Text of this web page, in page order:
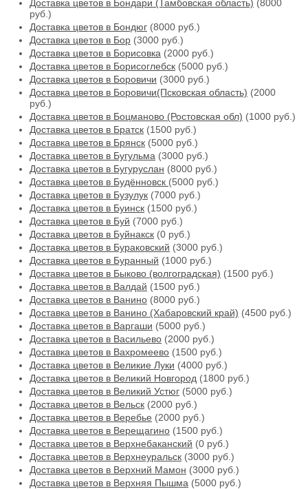
Доставка цветов в Бондари (Тамбовская область) (8000
руб.)
Доставка цветов в Бондюг (8000 руб.)
Доставка цветов в Бор (3000 руб.)
Доставка цветов в Борисовка (2000 руб.)
Доставка цветов в Борисоглебск (5000 руб.)
Доставка цветов в Боровичи (3000 руб.)
Доставка цветов в Боровичи(Псковская область) (2000
руб.)
Доставка цветов в Боцманово (Ростовская обл) (1000 руб.)
Доставка цветов в Братск (1500 руб.)
Доставка цветов в Брянск (5000 руб.)
Доставка цветов в Бугульма (3000 руб.)
Доставка цветов в Бугуруслан (8000 руб.)
Доставка цветов в Будённовск (5000 руб.)
Доставка цветов в Бузулук (7000 руб.)
Доставка цветов в Буинск (1500 руб.)
Доставка цветов в Буй (7000 руб.)
Доставка цветов в Буйнакск (0 руб.)
Доставка цветов в Бураковский (3000 руб.)
Доставка цветов в Буранный (1000 руб.)
Доставка цветов в Быково (волгоградская) (1500 руб.)
Доставка цветов в Валдай (1500 руб.)
Доставка цветов в Ванино (8000 руб.)
Доставка цветов в Ванино (Хабаровский край) (4500 руб.)
Доставка цветов в Варгаши (5000 руб.)
Доставка цветов в Васильево (2000 руб.)
Доставка цветов в Вахромеево (1500 руб.)
Доставка цветов в Великие Луки (4000 руб.)
Доставка цветов в Великий Новгород (1800 руб.)
Доставка цветов в Великий Устюг (5000 руб.)
Доставка цветов в Вельск (2000 руб.)
Доставка цветов в Веребье (2000 руб.)
Доставка цветов в Верещагино (1500 руб.)
Доставка цветов в Верхнебаканский (0 руб.)
Доставка цветов в Верхнеуральск (3000 руб.)
Доставка цветов в Верхний Мамон (3000 руб.)
Доставка цветов в Верхняя Пышма (5000 руб.)